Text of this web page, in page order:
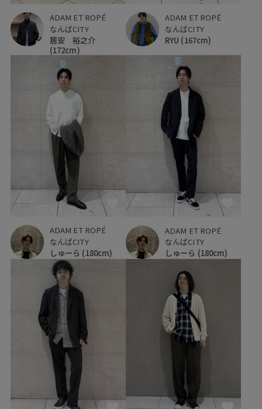
ADAM ET ROPÉ
なんばCITY
居安 裕之介
(172cm)
ADAM ET ROPÉ
なんばCITY
RYU (167cm)
ADAM ET ROPÉ
なんばCITY
しゅーら (180cm)
ADAM ET ROPÉ
なんばCITY
しゅーら (180cm)